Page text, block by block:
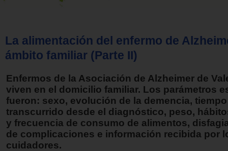
La alimentación del enfermo de
ámbito familiar (Parte II)
Enfermos de la Asociación de Alzheimer de
viven en el domicilio familiar. Los parámetros
fueron: sexo, evolución de la demencia, tiempo
transcurrido desde el diagnóstico, peso,
y frecuencia de consumo de alimentos,
de complicaciones e información recibida por
cuidadores.